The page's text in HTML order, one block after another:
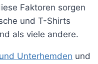
Faktoren sorgen
und T-Shirts
als viele andere.
Unterhemden und